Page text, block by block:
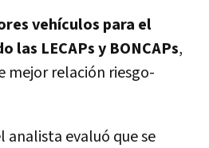
vehículos para el
las LECAPs y BONCAPs,
mejor relación riesgo-
analista evaluó que se